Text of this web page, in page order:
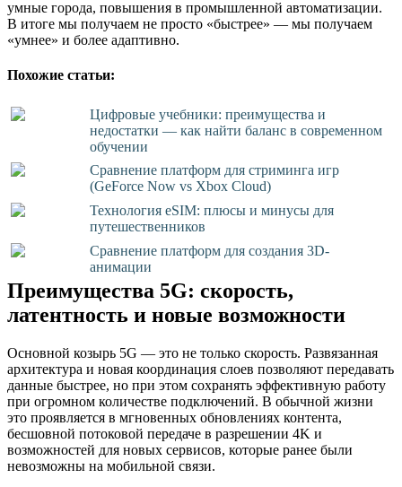
умные города, повышения в промышленной автоматизации.
В итоге мы получаем не просто «быстрее» — мы получаем
«умнее» и более адаптивно.
Похожие статьи:
Цифровые учебники: преимущества и
недостатки — как найти баланс в современном
обучении
Сравнение платформ для стриминга игр
(GeForce Now vs Xbox Cloud)
Технология eSIM: плюсы и минусы для
путешественников
Сравнение платформ для создания 3D-
анимации
Преимущества 5G: скорость,
латентность и новые возможности
Основной козырь 5G — это не только скорость. Развязанная
архитектура и новая координация слоев позволяют передавать
данные быстрее, но при этом сохранять эффективную работу
при огромном количестве подключений. В обычной жизни
это проявляется в мгновенных обновлениях контента,
бесшовной потоковой передаче в разрешении 4K и
возможностей для новых сервисов, которые ранее были
невозможны на мобильной связи.